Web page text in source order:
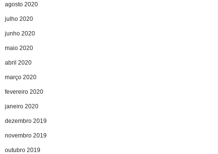
agosto 2020
julho 2020
junho 2020
maio 2020
abril 2020
março 2020
fevereiro 2020
janeiro 2020
dezembro 2019
novembro 2019
outubro 2019